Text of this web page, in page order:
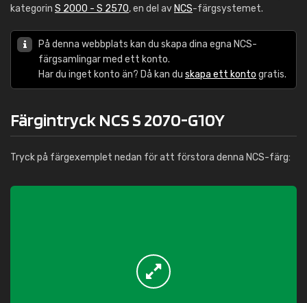
kategorin S 2000 - S 2570, en del av NCS-färgsystemet.
På denna webbplats kan du skapa dina egna NCS-
färgsamlingar med ett konto.
Har du inget konto än? Då kan du skapa ett konto gratis.
Färgintryck NCS S 2070-G10Y
Tryck på färgexemplet nedan för att förstora denna NCS-färg: